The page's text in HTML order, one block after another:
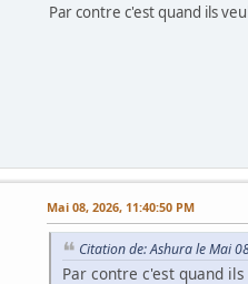
Par contre c'est quand ils
Mai 08, 2026, 11:40:50 PM
Citation de: Ashura le Mai
Par contre c'est quand